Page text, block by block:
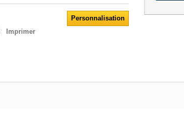
Personnalisation
Imprimer